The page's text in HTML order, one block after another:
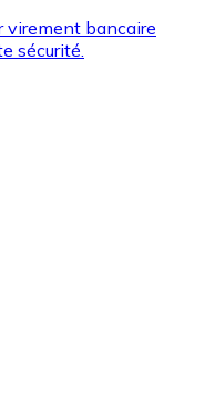
pour acheter
de vos marques
virement bancaire
sécurité.